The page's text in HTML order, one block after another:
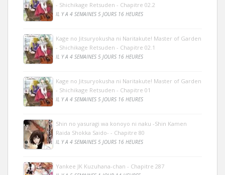
- Shichikage Retsuden - Chapitre 02.2
IL Y A 4 SEMAINES 5 JOURS 16 HEURES
Kage no Jitsuryokusha ni Naritakute! Master of Garden
- Shichikage Retsuden - Chapitre 02.1
IL Y A 4 SEMAINES 5 JOURS 16 HEURES
Kage no Jitsuryokusha ni Naritakute! Master of Garden
- Shichikage Retsuden - Chapitre 01
IL Y A 4 SEMAINES 5 JOURS 16 HEURES
Shin no yasuragi wa konoyo ni naku -Shin Kamen
Raida Shokka Saido- - Chapitre 80
IL Y A 4 SEMAINES 5 JOURS 16 HEURES
Yankee JK Kuzuhana-chan - Chapitre 287